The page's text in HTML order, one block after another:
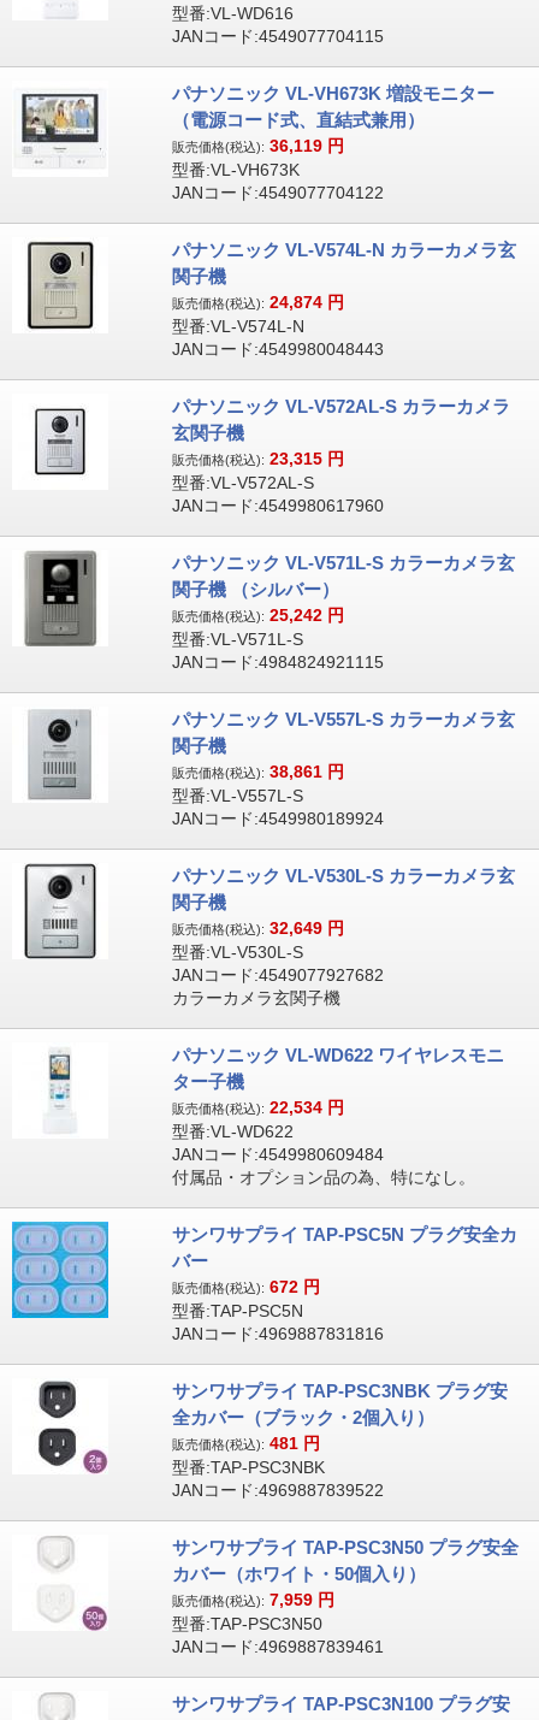
型番:VL-WD616
JANコード:4549077704115
パナソニック VL-VH673K 増設モニター
（電源コード式、直結式兼用）
販売価格(税込): 36,119 円
型番:VL-VH673K
JANコード:4549077704122
パナソニック VL-V574L-N カラーカメラ玄
関子機
販売価格(税込): 24,874 円
型番:VL-V574L-N
JANコード:4549980048443
パナソニック VL-V572AL-S カラーカメラ
玄関子機
販売価格(税込): 23,315 円
型番:VL-V572AL-S
JANコード:4549980617960
パナソニック VL-V571L-S カラーカメラ玄
関子機 （シルバー）
販売価格(税込): 25,242 円
型番:VL-V571L-S
JANコード:4984824921115
パナソニック VL-V557L-S カラーカメラ玄
関子機
販売価格(税込): 38,861 円
型番:VL-V557L-S
JANコード:4549980189924
パナソニック VL-V530L-S カラーカメラ玄
関子機
販売価格(税込): 32,649 円
型番:VL-V530L-S
JANコード:4549077927682
カラーカメラ玄関子機
パナソニック VL-WD622 ワイヤレスモニ
ター子機
販売価格(税込): 22,534 円
型番:VL-WD622
JANコード:4549980609484
付属品・オプション品の為、特になし。
サンワサプライ TAP-PSC5N プラグ安全カ
バー
販売価格(税込): 672 円
型番:TAP-PSC5N
JANコード:4969887831816
サンワサプライ TAP-PSC3NBK プラグ安
全カバー（ブラック・2個入り）
販売価格(税込): 481 円
型番:TAP-PSC3NBK
JANコード:4969887839522
サンワサプライ TAP-PSC3N50 プラグ安全
カバー（ホワイト・50個入り）
販売価格(税込): 7,959 円
型番:TAP-PSC3N50
JANコード:4969887839461
サンワサプライ TAP-PSC3N100 プラグ安